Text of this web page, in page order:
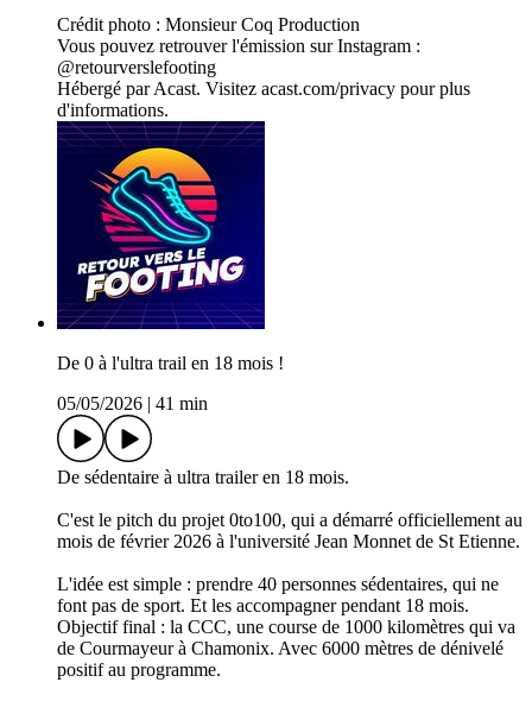
Crédit photo : Monsieur Coq Production
Vous pouvez retrouver l'émission sur Instagram :
@retourverslefooting
Hébergé par Acast. Visitez acast.com/privacy pour plus
d'informations.
De 0 à l'ultra trail en 18 mois !
05/05/2026
41 min
De sédentaire à ultra trailer en 18 mois.
C'est le pitch du projet 0to100, qui a démarré officiellement au
mois de février 2026 à l'université Jean Monnet de St Etienne.
L'idée est simple : prendre 40 personnes sédentaires, qui ne
font pas de sport. Et les accompagner pendant 18 mois.
Objectif final : la CCC, une course de 1000 kilomètres qui va
de Courmayeur à Chamonix. Avec 6000 mètres de dénivelé
positif au programme.